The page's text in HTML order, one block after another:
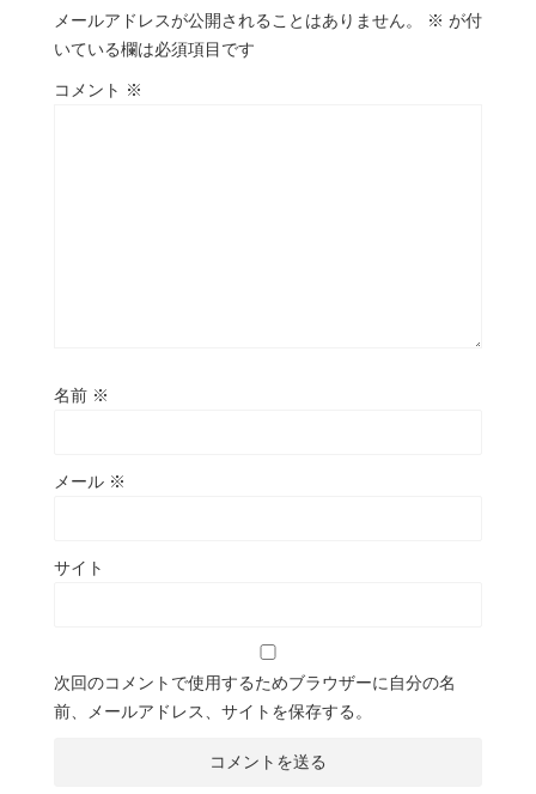
メールアドレスが公開されることはありません。 ※ が付
いている欄は必須項目です
コメント ※
名前 ※
メール ※
サイト
次回のコメントで使用するためブラウザーに自分の名
前、メールアドレス、サイトを保存する。